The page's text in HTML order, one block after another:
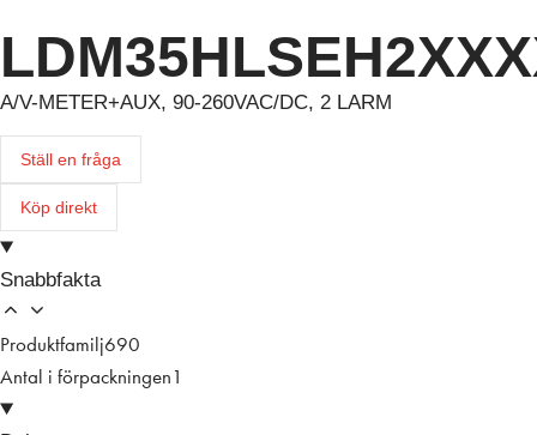
A/V-METER+AUX, 90-260VAC/DC, 2 LARM
Ställ en fråga
Köp direkt
Snabbfakta
Produktfamilj690
Antal i förpackningen 1